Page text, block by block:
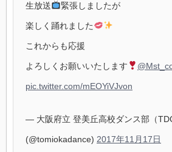
生放送 緊張しましたが
楽しく踊れました
これからも応援
よろしくお願いいたします
pic.twitter.com/mEOYiVJvon
— 大阪府立 登美丘高校ダンス部（
(@tomiokadance) 2017年11月17日